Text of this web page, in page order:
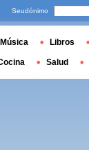
Seudónimo
Música Libros
Salud